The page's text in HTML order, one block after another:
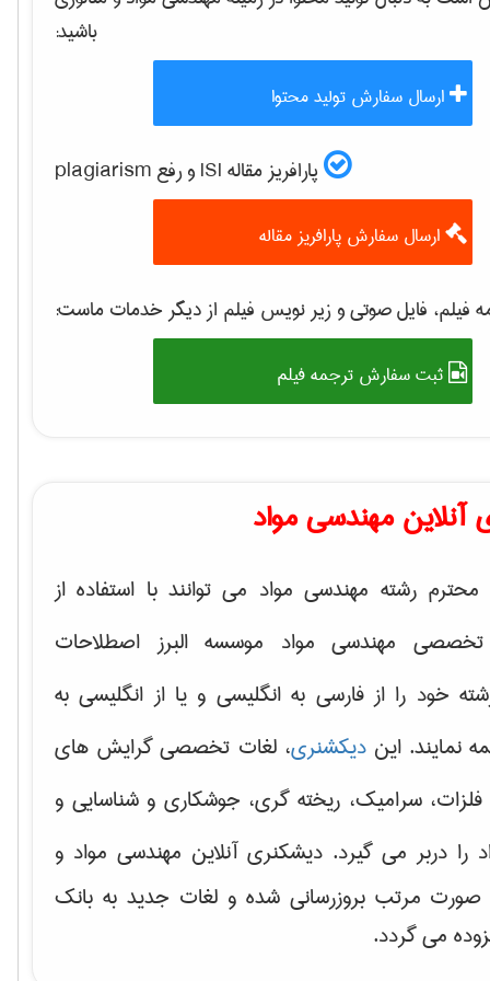
باشید:
ارسال سفارش تولید محتوا
پارافریز مقاله ISI و رفع plagiarism
ارسال سفارش پارافریز مقاله
فیلم، فایل صوتی و زیر نویس فیلم از دیگر خدمات ماست:
ثبت سفارش ترجمه فیلم
آنلاین مهندسی مواد
محترم رشته مهندسی مواد می توانند با استفاده از
مهندسی مواد موسسه البرز اصطلاحات
خود را از فارسی به انگلیسی و یا از انگلیسی به
نمایند. ایندیکشنری، لغات تخصصی گرایش های
سرامیک، ریخته گری، جوشکاری و شناسایی و
را دربر می گیرد. دیشکنری آنلاین مهندسی مواد و
صورت مرتب بروزرسانی شده و لغات جدید به بانک
می گردد.